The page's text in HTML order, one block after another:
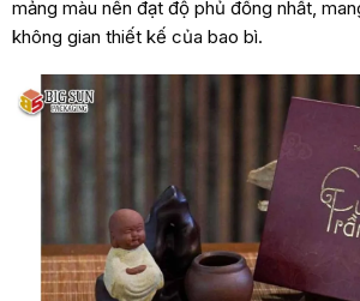
mảng màu nền đạt độ phủ đồng nhất,
không gian thiết kế của bao bì.